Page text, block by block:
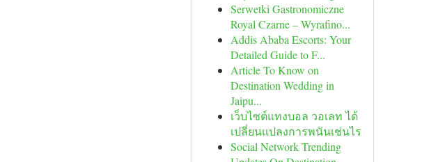
Serwetki Gastronomiczne
Royal Czarne – Wyrafino...
Addis Ababa Escorts: Your
Detailed Guide to F...
Article To Know on
Destination Wedding in
Jaipu...
เว็บไซต์แทงบอล วอเลท ได้
เปลี่ยนแปลงการพนันเช่นไร
Social Network Trending